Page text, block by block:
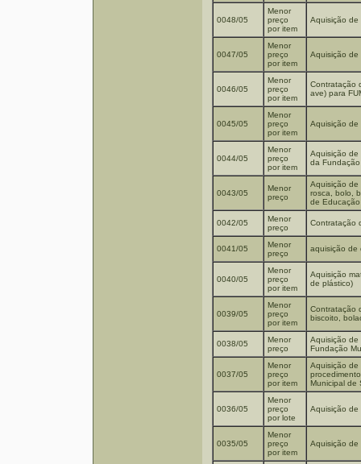
0048/05
Menor
preço
por item
Aquisição de
0047/05
Menor
preço
por item
Aquisição de
0046/05
Menor
preço
por item
Contratação
ave) para
0045/05
Menor
preço
por item
Aquisição de
0044/05
Menor
preço
por item
Aquisição de
da Fundação
0043/05
Menor
preço
Aquisição de
rosca, bolo,
de Educação
0042/05
Menor
preço
Contratação
0041/05
Menor
preço
aquisição de
0040/05
Menor
preço
por item
Aquisição
de plástico)
0039/05
Menor
preço
por item
Contratação
biscoito,
0038/05
Menor
preço
Aquisição de
Fundação
0037/05
Menor
preço
por item
Aquisição de
Municipal de
0036/05
Menor
preço
por lote
Aquisição de
0035/05
Menor
preço
por item
Aquisição de